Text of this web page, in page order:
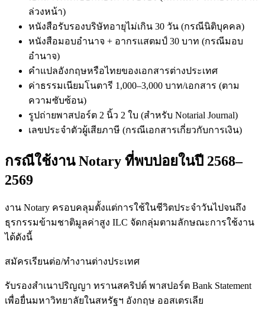
ล่วงหน้า)
หนังสือรับรองบริษัทอายุไม่เกิน 30 วัน (กรณีนิติบุคคล)
หนังสือมอบอำนาจ + อากรแสตมป์ 30 บาท (กรณีมอบ
อำนาจ)
คำแปลอังกฤษหรือไทยของเอกสารต่างประเทศ
ค่าธรรมเนียมโนตารี 1,000–3,000 บาท/เอกสาร (ตาม
ความซับซ้อน)
รูปถ่ายพาสปอร์ต 2 นิ้ว 2 ใบ (สำหรับ Notarial Journal)
เลขประจำตัวผู้เสียภาษี (กรณีเอกสารเกี่ยวกับการเงิน)
กรณีใช้งาน Notary ที่พบบ่อยในปี 2568–
2569
งาน Notary ครอบคลุมตั้งแต่การใช้ในชีวิตประจำวันไปจนถึง
ธุรกรรมข้ามชาติมูลค่าสูง ILC จัดกลุ่มตามลักษณะการใช้งาน
ได้ดังนี้
สมัครเรียนต่อ/ทำงานต่างประเทศ
รับรองสำเนาปริญญา ทรานสคริปต์ พาสปอร์ต Bank Statement
เพื่อยื่นมหาวิทยาลัยในสหรัฐฯ อังกฤษ ออสเตรเลีย